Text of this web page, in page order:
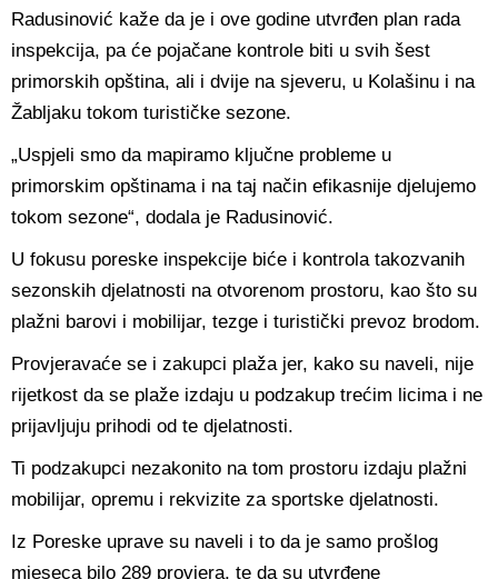
Radusinović kaže da je i ove godine utvrđen plan rada
inspekcija, pa će pojačane kontrole biti u svih šest
primorskih opština, ali i dvije na sjeveru, u Kolašinu i na
Žabljaku tokom turističke sezone.
„Uspjeli smo da mapiramo ključne probleme u
primorskim opštinama i na taj način efikasnije djelujemo
tokom sezone“, dodala je Radusinović.
U fokusu poreske inspekcije biće i kontrola takozvanih
sezonskih djelatnosti na otvorenom prostoru, kao što su
plažni barovi i mobilijar, tezge i turistički prevoz brodom.
Provjeravaće se i zakupci plaža jer, kako su naveli, nije
rijetkost da se plaže izdaju u podzakup trećim licima i ne
prijavljuju prihodi od te djelatnosti.
Ti podzakupci nezakonito na tom prostoru izdaju plažni
mobilijar, opremu i rekvizite za sportske djelatnosti.
Iz Poreske uprave su naveli i to da je samo prošlog
mjeseca bilo 289 provjera, te da su utvrđene